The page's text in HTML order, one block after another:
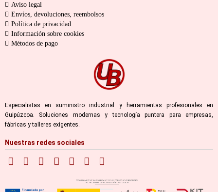
Aviso legal
Envíos, devoluciones, reembolsos
Política de privacidad
Información sobre cookies
Métodos de pago
Especialistas en suministro industrial y herramientas profesionales en
Guipúzcoa. Soluciones modernas y tecnología puntera para empresas,
fábricas y talleres exigentes.
Nuestras redes sociales